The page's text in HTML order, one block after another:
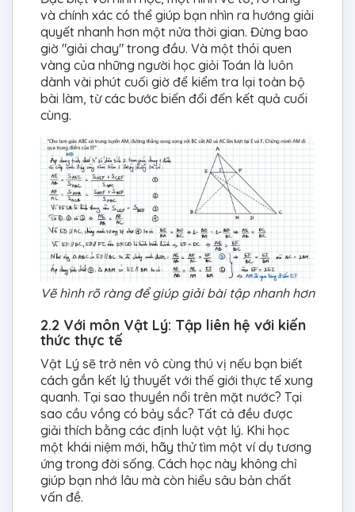
và chính xác có thể giúp bạn nhìn ra hướng giải
quyết nhanh hơn một nửa thời gian. Đừng bao
giờ "giải chay" trong đầu. Và một thói quen
vàng của những người học giỏi Toán là luôn
dành vài phút cuối giờ để kiểm tra lại toàn bộ
bài làm, từ các bước biến đổi đến kết quả cuối
cùng.
Vẽ hình rõ ràng để giúp giải bài tập nhanh hơn
2.2 Với môn Vật Lý: Tập liên hệ với kiến
thức thực tế
Vật Lý sẽ trở nên vô cùng thú vị nếu bạn biết
cách gắn kết lý thuyết với thế giới thực tế xung
quanh. Tại sao thuyền nổi trên mặt nước? Tại
sao cầu vồng có bảy sắc? Tất cả đều được
giải thích bằng các định luật vật lý. Khi học
một khái niệm mới, hãy thử tìm một ví dụ tương
ứng trong đời sống. Cách học này không chỉ
giúp bạn nhớ lâu mà còn hiểu sâu bản chất
vấn đề.